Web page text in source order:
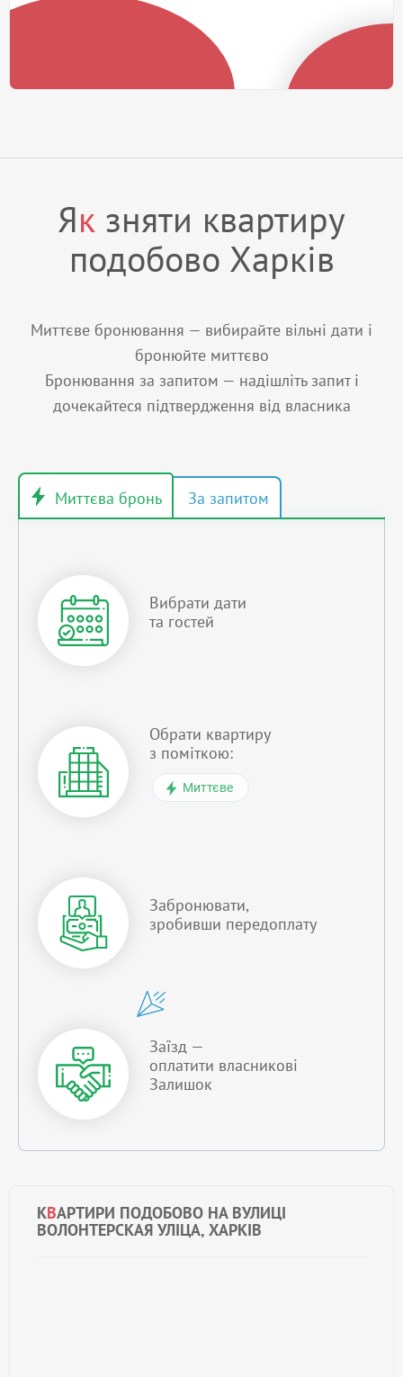
КВАРТИРИ ПОДОБОВО НА ВУЛИЦІ
ВОЛОНТЕРСКАЯ УЛІЦА, ХАРКІВ
Як зняти квартиру
подобово Харків
Миттєве бронювання — вибирайте вільні дати і
бронюйте миттєво
Бронювання за запитом — надішліть запит і
дочекайтеся підтвердження від власника
Вибрати дати
та гостей
Обрати квартиру
з поміткою:
Миттєве
Забронювати,
зробивши передоплату
Заїзд —
оплатити власникові
Залишок